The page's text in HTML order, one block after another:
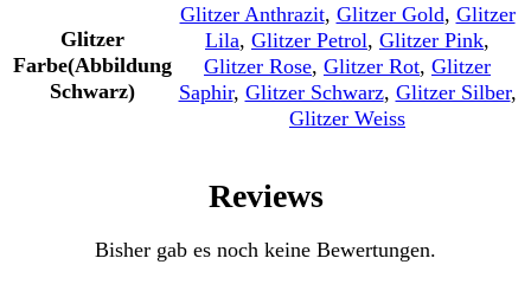
Glitzer
Farbe(Abbildung
Schwarz)
Glitzer Anthrazit, Glitzer Gold, Glitzer
Lila, Glitzer Petrol, Glitzer Pink,
Glitzer Rose, Glitzer Rot, Glitzer
Saphir, Glitzer Schwarz, Glitzer Silber,
Glitzer Weiss
Reviews
Bisher gab es noch keine Bewertungen.